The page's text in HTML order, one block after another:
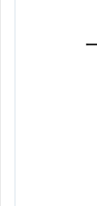
一
（
（